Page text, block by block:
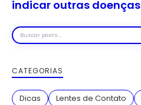
indicar outras doenças
Buscar
posts
CATEGORIAS
Dicas Lentes de Contato